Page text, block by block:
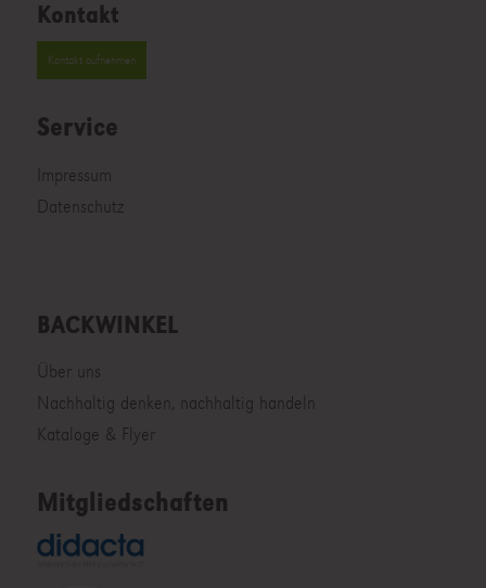
Kontakt
Kontakt aufnehmen
Service
Impressum
Datenschutz
BACKWINKEL
Über uns
Nachhaltig denken, nachhaltig handeln
Kataloge & Flyer
Mitgliedschaften